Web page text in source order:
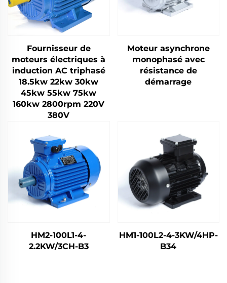
Fournisseur de
moteurs électriques à
induction AC triphasé
18.5kw 22kw 30kw
45kw 55kw 75kw
160kw 2800rpm 220V
380V
Moteur asynchrone
monophasé avec
résistance de
démarrage
HM2-100L1-4-
2.2KW/3CH-B3
HM1-100L2-4-3KW/4HP-
B34